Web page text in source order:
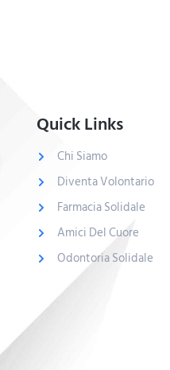
Quick Links
Chi Siamo
Diventa Volontario
Farmacia Solidale
Amici Del Cuore
Odontoria Solidale